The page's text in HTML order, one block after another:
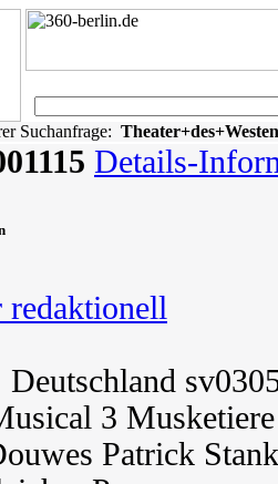
Suchanfrage:
Details-
redaktionell
Deutschland
3
Patrick